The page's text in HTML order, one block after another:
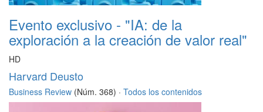
Evento exclusivo - "IA: de la
exploración a la creación de valor real"
HD
Harvard Deusto
Business Review (Núm. 368) · Todos los contenidos